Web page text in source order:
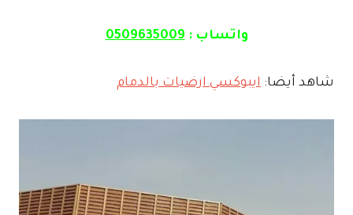
واتساب :0509635009
شاهد أيضا: ايبوكسي ارضيات بالدمام